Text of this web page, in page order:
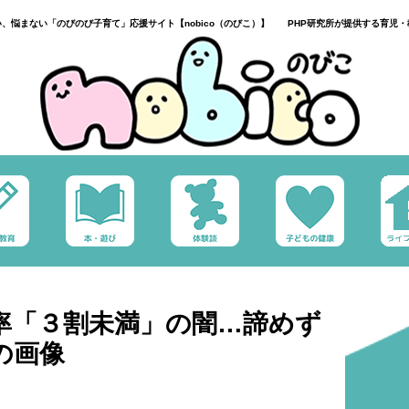
、悩まない「のびのび子育て」応援サイト【nobico（のびこ）】 PHP研究所が提供する育児・
「３割未満」の闇…諦めず
画像